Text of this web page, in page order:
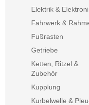
Elektrik &
Fahrwerk &
Fußrasten
Getriebe
Ketten, Ritzel &
Zubehör
Kupplung
Kurbelwelle &